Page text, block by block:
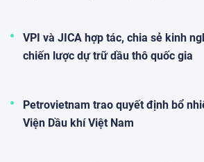
VPI và JICA hợp tác, chia sẻ kinh
chiến lược dự trữ dầu thô quốc gia
Petrovietnam trao quyết định bổ
Viện Dầu khí Việt Nam